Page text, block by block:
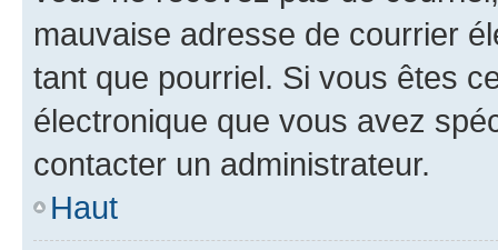
mauvaise adresse de courrier
tant que pourriel. Si vous êtes
électronique que vous avez
contacter un administrateur.
Haut